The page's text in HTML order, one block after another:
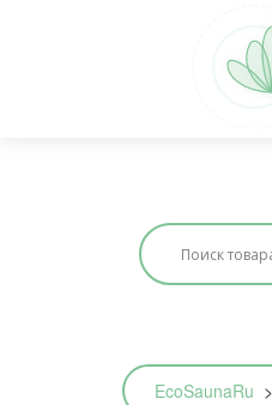
EcoSaunaRu >